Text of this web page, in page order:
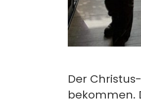
Der
bekommen.